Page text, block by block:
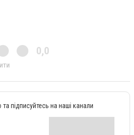
0,0
підписуйтесь на наші канали